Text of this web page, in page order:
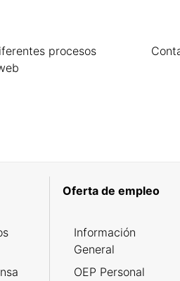
procesos
Oferta de empleo
Información
General
OEP Personal